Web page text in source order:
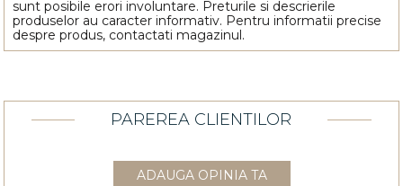
sunt posibile erori involuntare. Preturile si descrierile
produselor au caracter informativ. Pentru informatii precise
despre produs, contactati magazinul.
PAREREA CLIENTILOR
ADAUGA OPINIA TA